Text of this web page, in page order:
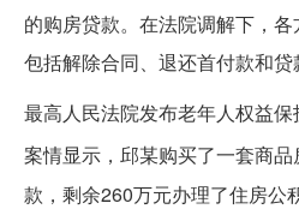
的购房贷款。在法院调解下，各
包括解除合同、退还首付款和贷
最高人民法院发布老年人权益保
案情显示，邱某购买了一套商
款，剩余260万元办理了住房公